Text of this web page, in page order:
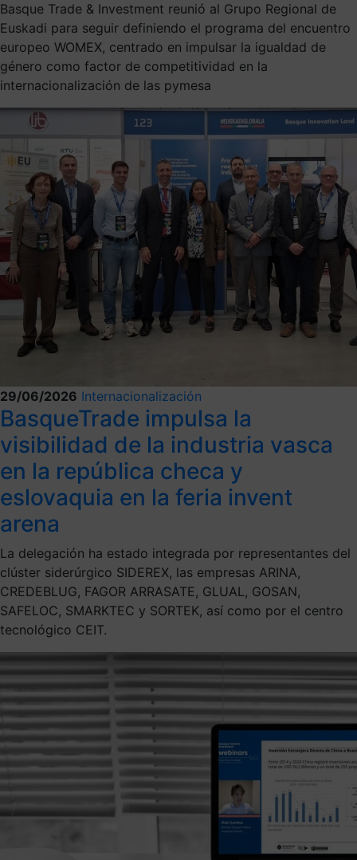
Basque Trade & Investment reunió al Grupo Regional de
Euskadi para seguir definiendo el programa del encuentro
europeo WOMEX, centrado en impulsar la igualdad de
género como factor de competitividad en la
internacionalización de las pymesa
29/06/2026 Internacionalización
BasqueTrade impulsa la
visibilidad de la industria vasca
en la república checa y
eslovaquia en la feria invent
arena
La delegación ha estado integrada por representantes del
clúster siderúrgico SIDEREX, las empresas ARINA,
CREDEBLUG, FAGOR ARRASATE, GLUAL, GOSAN,
SAFELOC, SMARKTEC y SORTEK, así como por el centro
tecnológico CEIT.